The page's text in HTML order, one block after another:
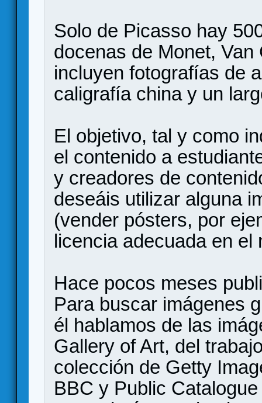
Solo de Picasso hay
docenas de Monet,
incluyen fotografías de
caligrafía china y un
El objetivo, tal y como
el contenido a
y creadores de
deseáis utilizar alguna
(vender pósters, por
licencia adecuada en el
Hace pocos meses
Para buscar imágenes
él hablamos de las
Gallery of Art, del
colección de Getty
BBC y Public